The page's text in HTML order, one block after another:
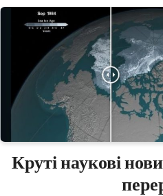
Круті наукові